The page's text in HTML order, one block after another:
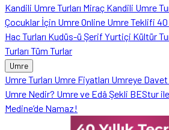
Kandili Umre Turları Miraç Kandili Umre
Çocuklar İçin UmreOnline Umre Teklifi 40
Hac Turları Kudüs-ü Şerif Yurtiçi Kültür
Turları Tüm Turlar
Umre
Umre Turları Umre Fiyatları Umreye Davet
Umre Nedir? Umre ve Edâ Şekli BEStur
Medine’de Namaz!